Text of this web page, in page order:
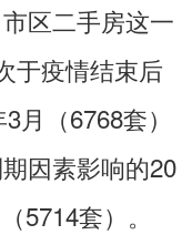
区二手房这一
疫情结束后
月（6768套）
因素影响的20
5714套）。